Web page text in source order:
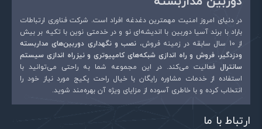
در دنیای امروز امنیت مهمترین دغدغه افراد است. شرکت فناوری ارتباطات
باراد با برند آسیا دوربین با اندیشه‌ای نو و در خدمتی نوین با تکیه بر بیش
از 10 سال سابقه در زمینه فروش،
نصب و نگهداری دوربین‌های مداربسته
ودزدگیر، فروش و راه اندازی شبکه‌های کامپیوتری و نیزراه اندازی سیستم
سانترال فعالیت می‌کند. در این مجموعه شما به راحتی می‌توانید با
استفاده از خدمات مشاوره رایگان با خیال راحت پکیج مورد نیاز خود را
انتخاب کرده و با خاطری آسوده از مزایای ویژه آن بهره‌مند شوید.
ارتباط با ما